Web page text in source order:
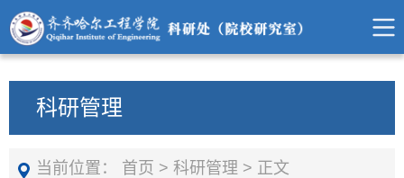
科研管理
当前位置： 首页 > 科研管理 > 正文